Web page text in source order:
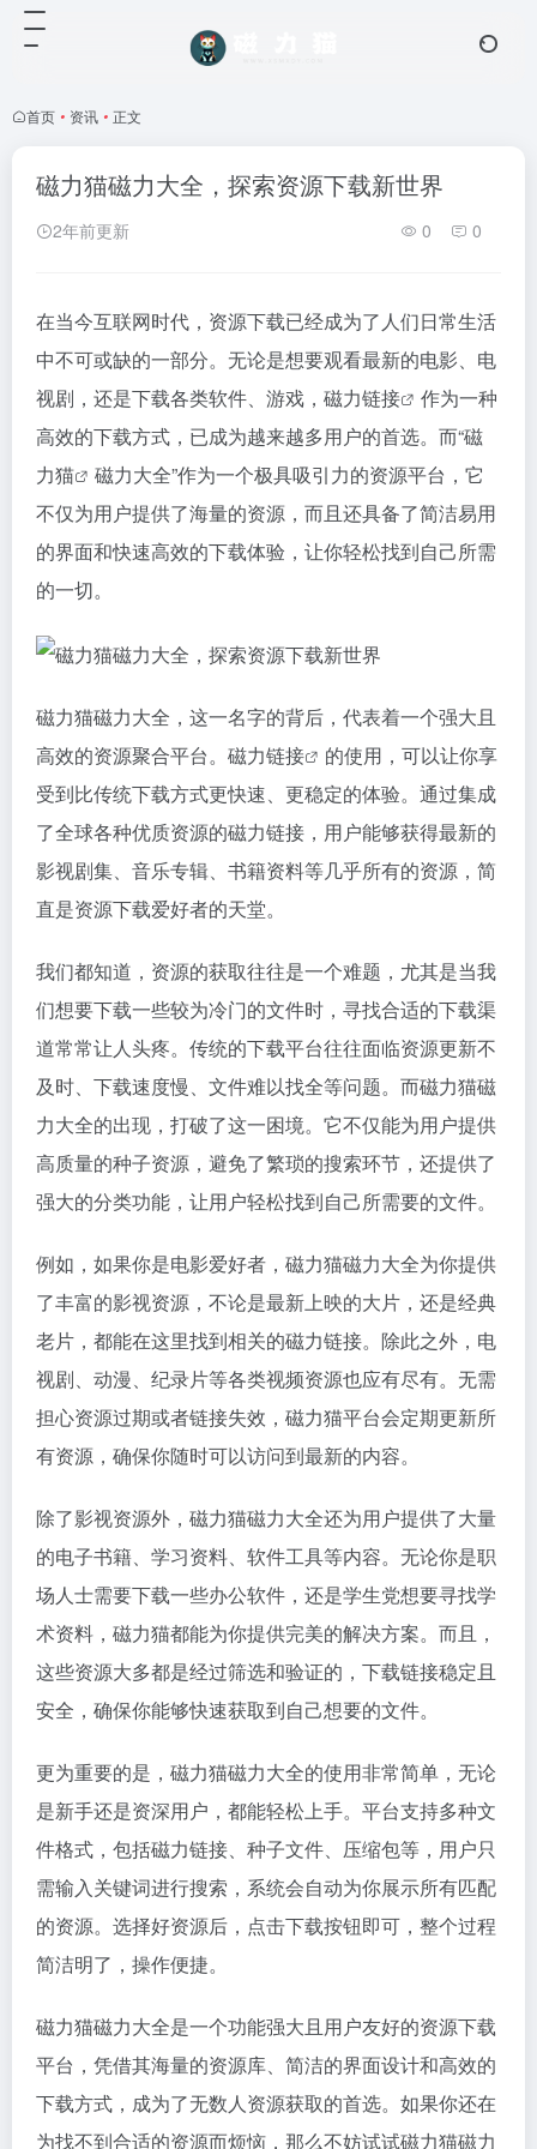
首页 • 资讯 • 正文
磁力猫磁力大全，探索资源下载新世界
2年前更新 0 0
在当今互联网时代，资源下载已经成为了人们日常生活
中不可或缺的一部分。无论是想要观看最新的电影、电
视剧，还是下载各类软件、游戏， 磁力链接
作为一种
高效的下载方式，已成为越来越多用户的首选。而“磁
力猫
磁力大全”作为一个极具吸引力的资源平台，它
不仅为用户提供了海量的资源，而且还具备了简洁易用
的界面和快速高效的下载体验，让你轻松找到自己所需
的一切。
磁力猫磁力大全，这一名字的背后，代表着一个强大且
高效的资源聚合平台。 磁力链接
的使用，可以让你享
受到比传统下载方式更快速、更稳定的体验。通过集成
了全球各种优质资源的磁力链接 ，用户能够获得最新的
影视剧集、音乐专辑、书籍资料等几乎所有的资源，简
直是资源下载爱好者的天堂。
我们都知道，资源的获取往往是一个难题，尤其是当我
们想要下载一些较为冷门的文件时，寻找合适的下载渠
道常常让人头疼。传统的下载平台往往面临资源更新不
及时、下载速度慢、文件难以找全等问题。而磁力猫磁
力大全的出现，打破了这一困境。它不仅能为用户提供
高质量的种子资源，避免了繁琐的搜索环节，还提供了
强大的分类功能，让用户轻松找到自己所需要的文件。
例如，如果你是电影爱好者，磁力猫磁力大全为你提供
了丰富的影视资源，不论是最新上映的大片，还是经典
老片，都能在这里找到相关的磁力链接。除此之外，电
视剧、动漫、纪录片等各类视频资源也应有尽有。无需
担心资源过期或者链接失效，磁力猫平台会定期更新所
有资源，确保你随时可以访问到最新的内容。
除了影视资源外，磁力猫磁力大全还为用户提供了大量
的电子书籍、学习资料、软件工具等内容。无论你是职
场人士需要下载一些办公软件，还是学生党想要寻找学
术资料，磁力猫都能为你提供完美的解决方案。而且，
这些资源大多都是经过筛选和验证的，下载链接稳定且
安全，确保你能够快速获取到自己想要的文件。
更为重要的是，磁力猫磁力大全的使用非常简单，无论
是新手还是资深用户，都能轻松上手。平台支持多种文
件格式，包括磁力链接、种子文件、压缩包等，用户只
需输入关键词进行搜索，系统会自动为你展示所有匹配
的资源。选择好资源后，点击下载按钮即可，整个过程
简洁明了，操作便捷。
磁力猫磁力大全是一个功能强大且用户友好的资源下载
平台，凭借其海量的资源库、简洁的界面设计和高效的
下载方式，成为了无数人资源获取的首选。如果你还在
为找不到合适的资源而烦恼，那么不妨试试磁力猫磁力